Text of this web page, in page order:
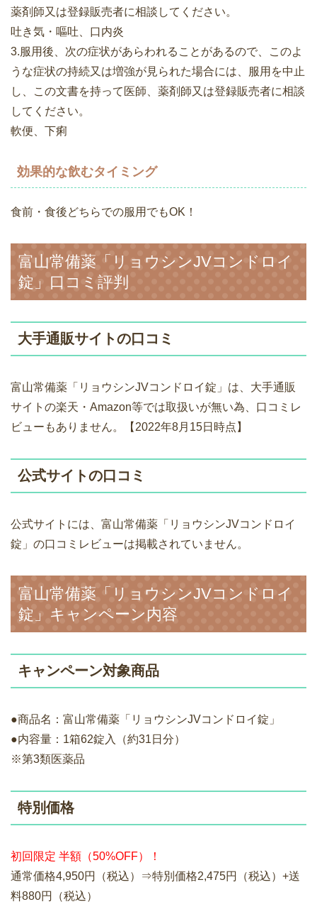
薬剤師又は登録販売者に相談してください。
吐き気・嘔吐、口内炎
3.服用後、次の症状があらわれることがあるので、このよ
うな症状の持続又は増強が見られた場合には、服用を中止
し、この文書を持って医師、薬剤師又は登録販売者に相談
してください。
軟便、下痢
効果的な飲むタイミング
食前・食後どちらでの服用でもOK！
富山常備薬「リョウシンJVコンドロイ
錠」口コミ評判
大手通販サイトの口コミ
富山常備薬「リョウシンJVコンドロイ錠」は、大手通販
サイトの楽天・Amazon等では取扱いが無い為、口コミレ
ビューもありません。【2022年8月15日時点】
公式サイトの口コミ
公式サイトには、富山常備薬「リョウシンJVコンドロイ
錠」の口コミレビューは掲載されていません。
富山常備薬「リョウシンJVコンドロイ
錠」キャンペーン内容
キャンペーン対象商品
●商品名：富山常備薬「リョウシンJVコンドロイ錠」
●内容量：1箱62錠入（約31日分）
※第3類医薬品
特別価格
初回限定 半額（50%OFF）！
通常価格4,950円（税込）⇒特別価格2,475円（税込）+送
料880円（税込）